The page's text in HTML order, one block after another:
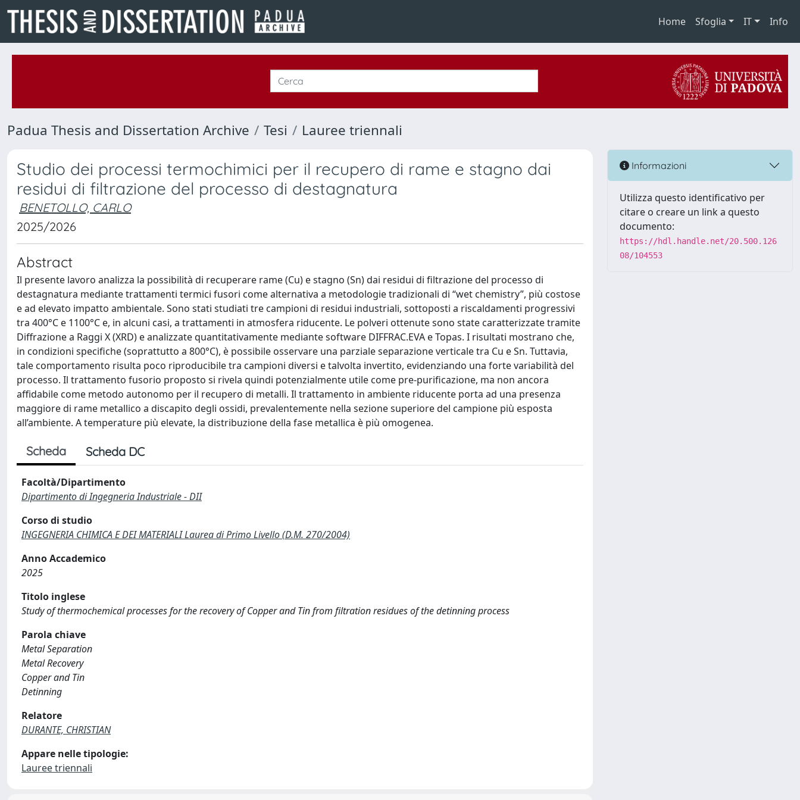
Home Sfoglia IT Info
Padua Thesis and Dissertation Archive Tesi Lauree triennali
Studio dei processi termochimici per il recupero di rame e stagno dai
residui di filtrazione del processo di destagnatura
BENETOLLO, CARLO
2025/2026
Abstract
Il presente lavoro analizza la possibilità di recuperare rame (Cu) e stagno (Sn) dai residui di filtrazione del processo di
destagnatura mediante trattamenti termici fusori come alternativa a metodologie tradizionali di “wet chemistry”, più costose
e ad elevato impatto ambientale. Sono stati studiati tre campioni di residui industriali, sottoposti a riscaldamenti progressivi
tra 400°C e 1100°C e, in alcuni casi, a trattamenti in atmosfera riducente. Le polveri ottenute sono state caratterizzate tramite
Diffrazione a Raggi X (XRD) e analizzate quantitativamente mediante software DIFFRAC.EVA e Topas. I risultati mostrano che,
in condizioni specifiche (soprattutto a 800°C), è possibile osservare una parziale separazione verticale tra Cu e Sn. Tuttavia,
tale comportamento risulta poco riproducibile tra campioni diversi e talvolta invertito, evidenziando una forte variabilità del
processo. Il trattamento fusorio proposto si rivela quindi potenzialmente utile come pre-purificazione, ma non ancora
affidabile come metodo autonomo per il recupero di metalli. Il trattamento in ambiente riducente porta ad una presenza
maggiore di rame metallico a discapito degli ossidi, prevalentemente nella sezione superiore del campione più esposta
all’ambiente. A temperature più elevate, la distribuzione della fase metallica è più omogenea.
Scheda Scheda DC
Facoltà/Dipartimento
Dipartimento di Ingegneria Industriale - DII
Corso di studio
INGEGNERIA CHIMICA E DEI MATERIALI Laurea di Primo Livello (D.M. 270/2004)
Anno Accademico
2025
Titolo inglese
Study of thermochemical processes for the recovery of Copper and Tin from filtration residues of the detinning process
Parola chiave
Metal Separation
Metal Recovery
Copper and Tin
Detinning
Relatore
DURANTE, CHRISTIAN
Appare nelle tipologie:
Lauree triennali
Informazioni
Utilizza questo identificativo per
citare o creare un link a questo
documento:
https://hdl.handle.net/20.500.126
08/104553